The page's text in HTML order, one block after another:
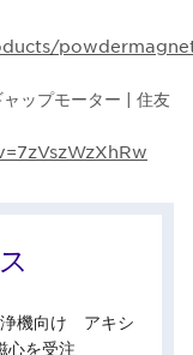
ップモーター | 住友
浄機向け アキシ
心を受注